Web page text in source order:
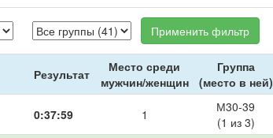
Применить фильтр
Результат
Место среди
мужчин/женщин
Группа
(место в ней)
0:37:59 1
М30-39
(1 из 3)